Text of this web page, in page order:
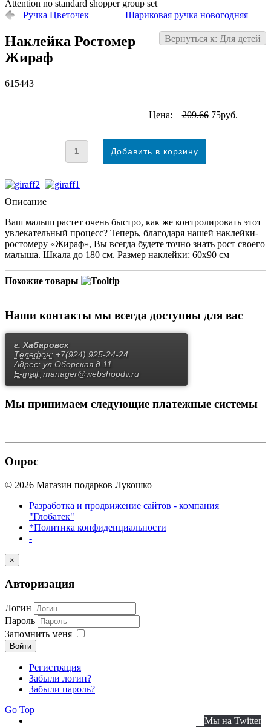
Attention no standard shopper group set
Ручка Цветочек
Шариковая ручка новогодняя
Вернуться к: Для детей
Наклейка Ростомер
Жираф
615443
Цена: 209.6675руб.
Описание
Ваш малыш растет очень быстро, как же контролировать этот
увлекательный процесс? Теперь, благодаря нашей наклейки-
ростомеру «Жираф», Вы всегда будете точно знать рост своего
малыша. Шкала до 180 см. Размер наклейки: 60х90 см
Похожие товары
Наши контакты мы всегда доступны для вас
г. Хабаровск
Телефон: +7(924) 925-24-24
Адрес: ул.Оборская д.11
E-mail: manager@webshopdv.ru
Мы принимаем следующие платежные системы
Опрос
© 2026 Магазин подарков Лукошко
Разработка и продвижение сайтов - компания
"Глобатек"
*Политика конфиденциальности
-
×
Авторизация
Логин
Пароль
Запомнить меня
Войти
Регистрация
Забыли логин?
Забыли пароль?
Go Top
Мы на Twitter